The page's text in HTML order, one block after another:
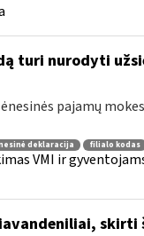
turi nurodyti
pajamų
deklaracija filialo kodas
VMI ir
skirti